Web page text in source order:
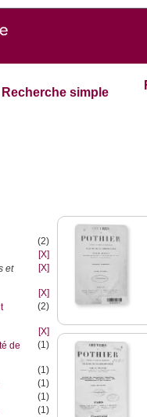
Recherche simple
(2)
[X]
et
[X]
[X]
(2)
[X]
de
(1)
(1)
(1)
(1)
(1)